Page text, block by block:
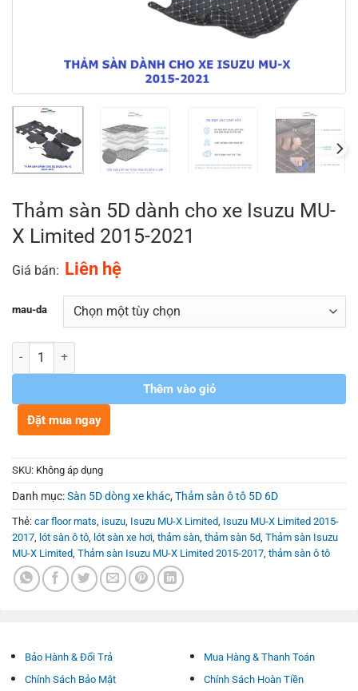
Thảm sàn 5D dành cho xe Isuzu MU-
X Limited 2015-2021
Giá bán: Liên hệ
mau-da
Số lượng
Thêm vào giỏ
Đặt mua ngay
SKU: Không áp dụng
Danh mục:Sàn 5D dòng xe khác,Thảm sàn ô tô 5D 6D
Thẻ: car floor mats, isuzu, Isuzu MU-X Limited, Isuzu MU-X Limited 2015-
2017, lót sàn ô tô, lót sàn xe hơi, thảm sàn, thảm sàn 5d, Thảm sàn Isuzu
MU-X Limited, Thảm sàn Isuzu MU-X Limited 2015-2017, thảm sàn ô tô
Bảo Hành & Đổi Trả
Chính Sách Bảo Mật
Mua Hàng & Thanh Toán
Chính Sách Hoàn Tiền